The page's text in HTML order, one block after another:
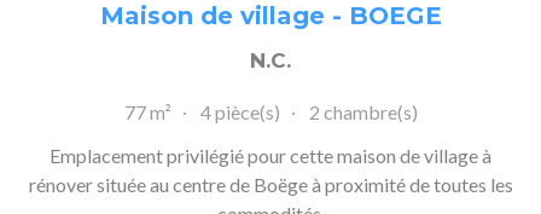
Maison de village - BOEGE
N.C.
77 m² 4 pièce(s)
2 chambre(s)
Emplacement privilégié pour cette maison de village à
rénover située au centre de Boëge à proximité de toutes les